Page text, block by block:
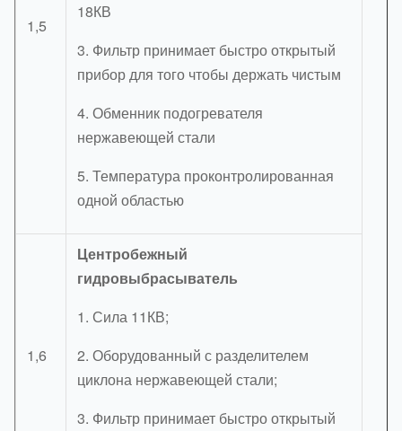
1,5
18КВ
3. Фильтр принимает быстро открытый
прибор для того чтобы держать чистым
4. Обменник подогревателя
нержавеющей стали
5. Температура проконтролированная
одной областью
1,6
Центробежный
гидровыбрасыватель
1. Сила 11КВ;
2. Оборудованный с разделителем
циклона нержавеющей стали;
3. Фильтр принимает быстро открытый